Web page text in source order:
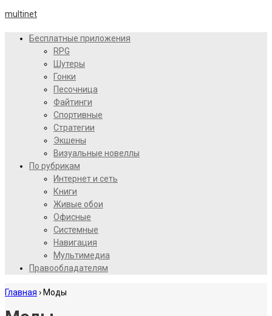
multinet
Бесплатные приложения
RPG
Шутеры
Гонки
Песочница
Файтинги
Спортивные
Стратегии
Экшены
Визуальные новеллы
По рубрикам
Интернет и сеть
Книги
Живые обои
Офисные
Системные
Навигация
Мультимедиа
Правообладателям
Главная › Моды